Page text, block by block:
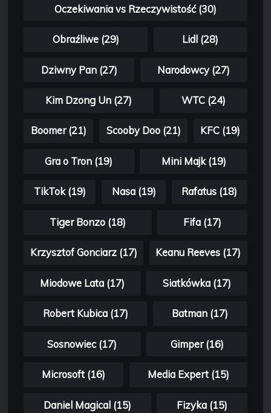
Oczekiwania vs Rzeczywistość (30)
Obraźliwe (29) Lidl (28)
Dziwny Pan (27) Narodowcy (27)
Kim Dzong Un (27) WTC (24)
Boomer (21) Scooby Doo (21) KFC (19)
Gra o Tron (19) Mini Majk (19)
TikTok (19) Nasa (19) Rafatus (18)
Tiger Bonzo (18) Fifa (17)
Krzysztof Gonciarz (17) Keanu Reeves (17)
Miodowe Lata (17) Siatkówka (17)
Robert Kubica (17) Batman (17)
Sosnowiec (17) Gimper (16)
Microsoft (16) Media Expert (15)
Daniel Magical (15) Fizyka (15)